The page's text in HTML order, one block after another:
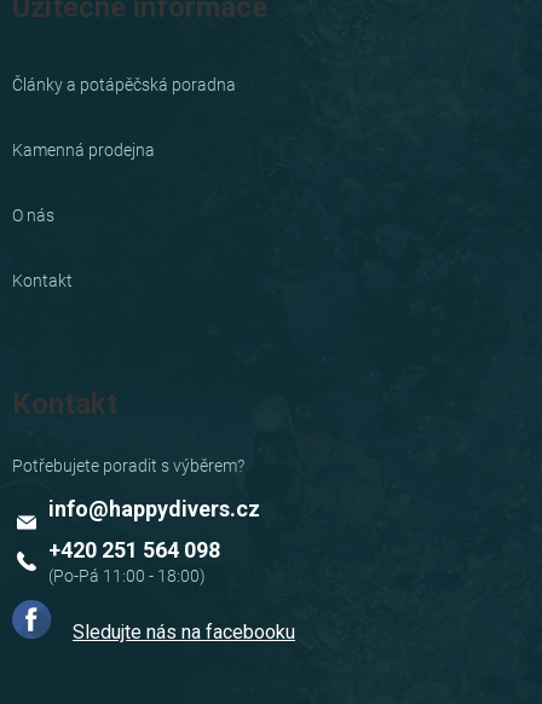
Užitečné informace
Články a potápěčská poradna
Kamenná prodejna
O nás
Kontakt
Kontakt
info@happydivers.cz
+420 251 564 098
Sledujte nás na facebooku